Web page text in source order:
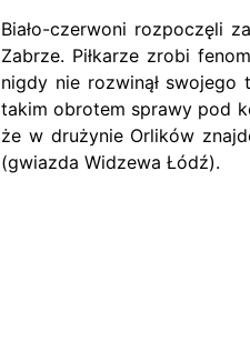
Biało-czerwoni rozpoczęli
Zabrze. Piłkarze zrobi
nigdy nie rozwinął
takim obrotem sprawy pod
że w drużynie Orlików
(gwiazda Widzewa Łódź).